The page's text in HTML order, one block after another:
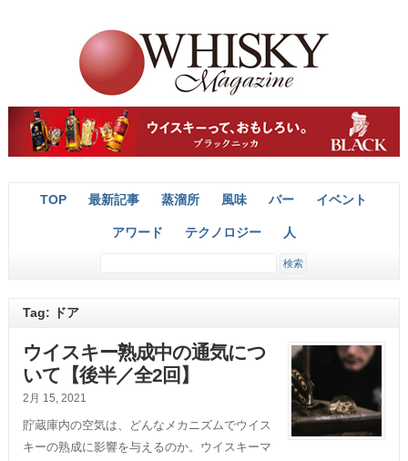
TOP 最新記事 蒸溜所 風味 バー イベント
アワード テクノロジー 人
Tag: ドア
ウイスキー熟成中の通気につ
いて【後半／全2回】
2月 15, 2021
貯蔵庫内の空気は、どんなメカニズムでウイス
キーの熟成に影響を与えるのか。ウイスキーマ